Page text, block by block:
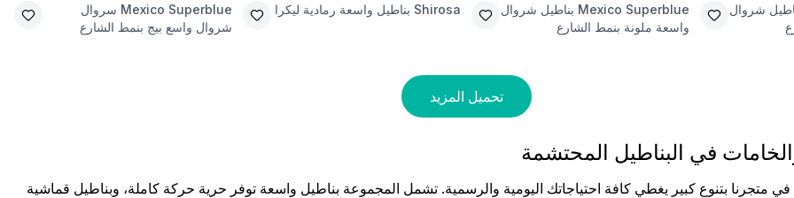
شروال
Mexico Superblue بناطيل شروال
واسعة ملونة بنمط الشارع
Shirosa بناطيل واسعة رمادية ليكرا Mexico Superblue سروال
شروال واسع بيج بنمط الشارع
تحميل المزيد
في البناطيل المحتشمة
في متجرنا بتنوع كبير يغطي كافة احتياجاتك اليومية والرسمية. تشمل المجموعة بناطيل واسعة توفر حرية حركة كاملة، وبناطيل قماشية